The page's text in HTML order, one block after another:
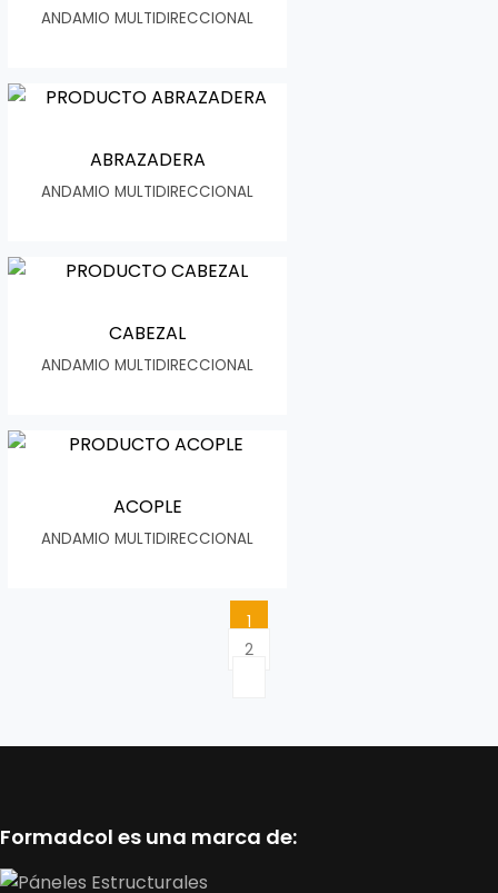
ANDAMIO MULTIDIRECCIONAL
ABRAZADERA
ANDAMIO MULTIDIRECCIONAL
CABEZAL
ANDAMIO MULTIDIRECCIONAL
ACOPLE
ANDAMIO MULTIDIRECCIONAL
1
2
Formadcol es una marca de: